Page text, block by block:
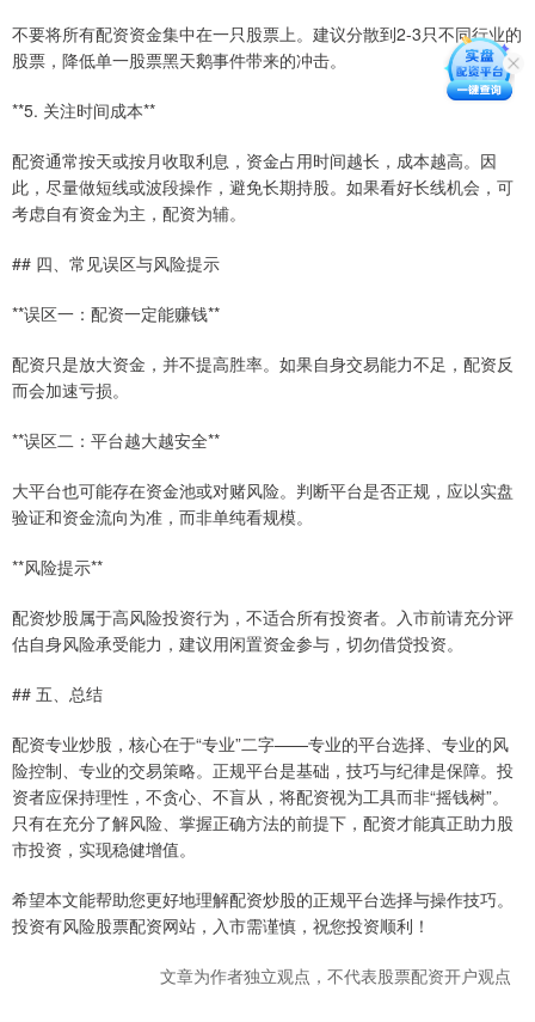
不要将所有配资资金集中在一只股票上。建议分散到2-3只不同行业的
股票，降低单一股票黑天鹅事件带来的冲击。
**5. 关注时间成本**
配资通常按天或按月收取利息，资金占用时间越长，成本越高。因
此，尽量做短线或波段操作，避免长期持股。如果看好长线机会，可
考虑自有资金为主，配资为辅。
## 四、常见误区与风险提示
**误区一：配资一定能赚钱**
配资只是放大资金，并不提高胜率。如果自身交易能力不足，配资反
而会加速亏损。
**误区二：平台越大越安全**
大平台也可能存在资金池或对赌风险。判断平台是否正规，应以实盘
验证和资金流向为准，而非单纯看规模。
**风险提示**
配资炒股属于高风险投资行为，不适合所有投资者。入市前请充分评
估自身风险承受能力，建议用闲置资金参与，切勿借贷投资。
## 五、总结
配资专业炒股，核心在于“专业”二字——专业的平台选择、专业的风
险控制、专业的交易策略。正规平台是基础，技巧与纪律是保障。投
资者应保持理性，不贪心、不盲从，将配资视为工具而非“摇钱树”。
只有在充分了解风险、掌握正确方法的前提下，配资才能真正助力股
市投资，实现稳健增值。
希望本文能帮助您更好地理解配资炒股的正规平台选择与操作技巧。
投资有风险股票配资网站，入市需谨慎，祝您投资顺利！
文章为作者独立观点，不代表股票配资开户观点